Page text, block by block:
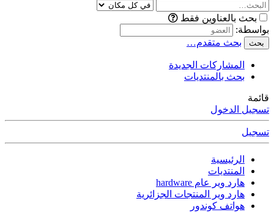
بحث بالعناوين فقط
بواسطة:
بحث بحث متقدم…
المشاركات الجديدة
بحث بالمنتديات
قائمة
تسجيل الدخول
تسجيل
الرئيسية
المنتديات
هارد وير عام hardware
هارد وير المنتجات الجزائرية
هواتف كوندور